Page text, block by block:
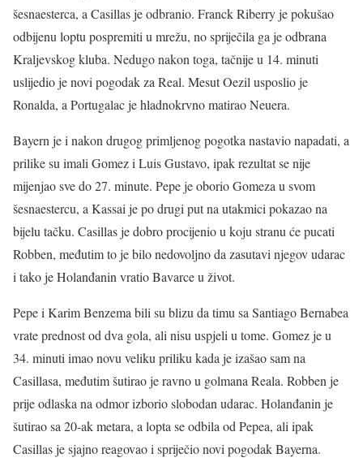
šesnaesterca, a Casillas je odbranio. Franck Riberry je pokušao
odbijenu loptu pospremiti u mrežu, no spriječila ga je odbrana
Kraljevskog kluba. Nedugo nakon toga, tačnije u 14. minuti
uslijedio je novi pogodak za Real. Mesut Oezil usposlio je
Ronalda, a Portugalac je hladnokrvno matirao Neuera.
Bayern je i nakon drugog primljenog pogotka nastavio napadati, a
prilike su imali Gomez i Luis Gustavo, ipak rezultat se nije
mijenjao sve do 27. minute. Pepe je oborio Gomeza u svom
šesnaestercu, a Kassai je po drugi put na utakmici pokazao na
bijelu tačku. Casillas je dobro procijenio u koju stranu će pucati
Robben, međutim to je bilo nedovoljno da zasutavi njegov udarac
i tako je Holanđanin vratio Bavarce u život.
Pepe i Karim Benzema bili su blizu da timu sa Santiago Bernabea
vrate prednost od dva gola, ali nisu uspjeli u tome. Gomez je u
34. minuti imao novu veliku priliku kada je izašao sam na
Casillasa, međutim šutirao je ravno u golmana Reala. Robben je
prije odlaska na odmor izborio slobodan udarac. Holanđanin je
šutirao sa 20-ak metara, a lopta se odbila od Pepea, ali ipak
Casillas je sjajno reagovao i spriječio novi pogodak Bayerna.